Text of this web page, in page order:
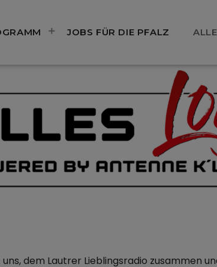
JOBS FÜR DIE PFALZ
dem Lautrer Lieblingsradio zusammen